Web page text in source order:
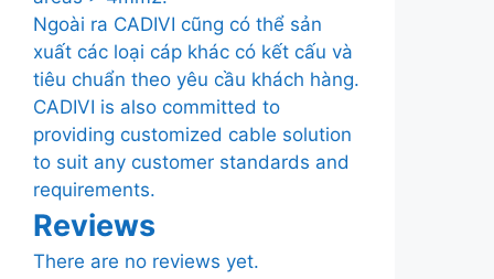
Ngoài ra CADIVI cũng có thể sản
xuất các loại cáp khác có kết cấu và
tiêu chuẩn theo yêu cầu khách hàng.
CADIVI is also committed to
providing customized cable solution
to suit any customer standards and
requirements.
Reviews
There are no reviews yet.